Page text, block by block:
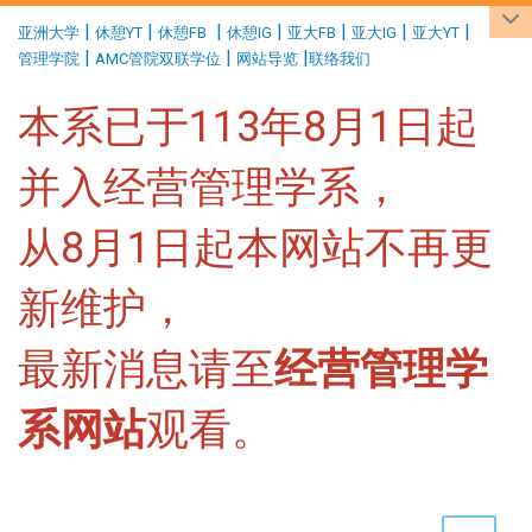
亚洲大学 | 休憩YT | 休憩FB | 休憩IG | 亚大FB | 亚大IG | 亚大YT |
管理学院 | AMC管院双联学位 | 网站导览 |联络我们
本系已于113年8月1日起
并入经营管理学系，
从8月1日起本网站不再更
新维护，
最新消息请至经营管理学
系网站观看。